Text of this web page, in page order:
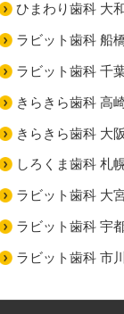
ひまわり歯科 大
ラビット歯科 船
ラビット歯科 千
きらきら歯科 高
きらきら歯科 大
しろくま歯科 札
ラビット歯科 大
ラビット歯科 宇
ラビット歯科 市